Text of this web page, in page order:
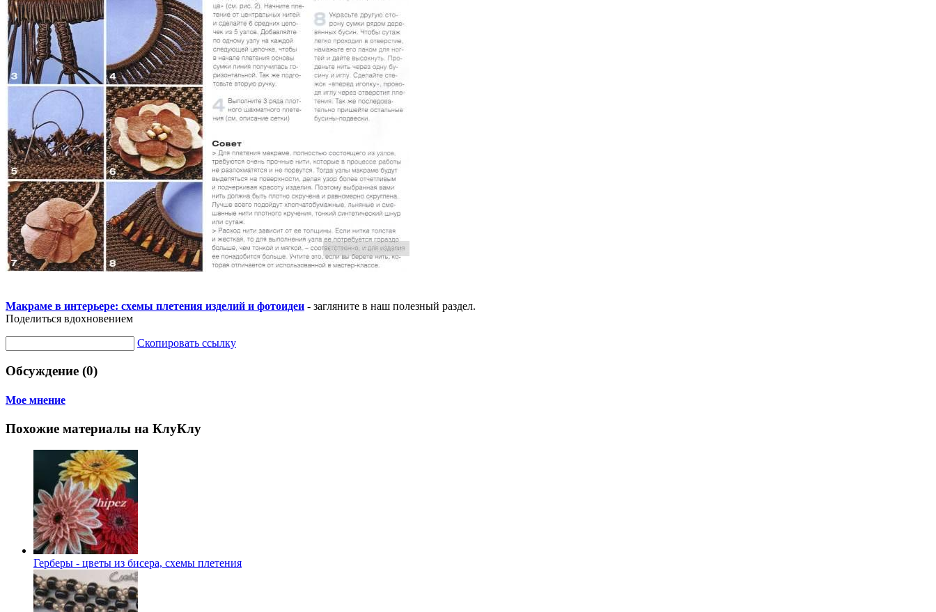
Макраме в интерьере: схемы плетения изделий и фотоидеи - загляните в наш полезный раздел.
Поделиться вдохновением
Скопировать ссылку
Обсуждение (0)
Мое мнение
Похожие материалы на КлуКлу
Герберы - цветы из бисера, схемы плетения